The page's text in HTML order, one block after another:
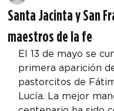
Santa Jacinta y San
maestros de la fe
El 13 de mayo se
primera aparición
pastorcitos de
Lucía. La mejor